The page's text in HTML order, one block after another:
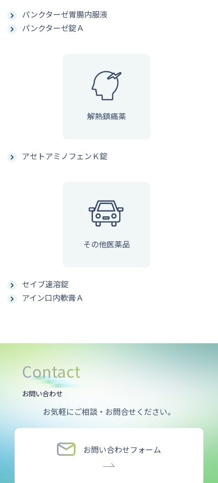
パンクターゼ胃腸内服液
パンクターゼ錠Ａ
解熱鎮痛薬
アセトアミノフェンＫ錠
その他医薬品
セイブ速溶錠
アイン口内軟膏Ａ
Contact
お問い合わせ
お気軽にご相談・お問合せください。
お問い合わせフォーム